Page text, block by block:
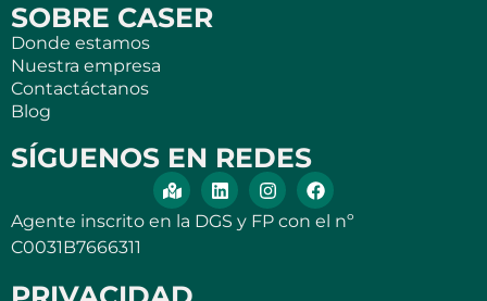
SOBRE CASER
Donde estamos
Nuestra empresa
Contactáctanos
Blog
SÍGUENOS EN REDES
Agente inscrito en la DGS y FP con el nº
C0031B7666311